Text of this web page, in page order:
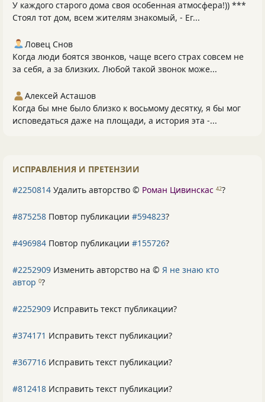
У каждого старого дома своя особенная атмосфера!)) ***
Стоял тот дом, всем жителям знакомый, - Ег...
Ловец Снов
Когда люди боятся звонков, чаще всего страх совсем не
за себя, а за близких. Любой такой звонок може...
Алексей Асташов
Когда бы мне было близко к восьмому десятку, я бы мог
исповедаться даже на площади, а история эта -...
ИСПРАВЛЕНИЯ И ПРЕТЕНЗИИ
#2250814 Удалить авторство © Роман Цивинскас 42?
#875258 Повтор публикации #594823?
#496984 Повтор публикации #155726?
#2252909 Изменить авторство на © Я не знаю кто
автор 0?
#2252909 Исправить текст публикации?
#374171 Исправить текст публикации?
#367716 Исправить текст публикации?
#812418 Исправить текст публикации?